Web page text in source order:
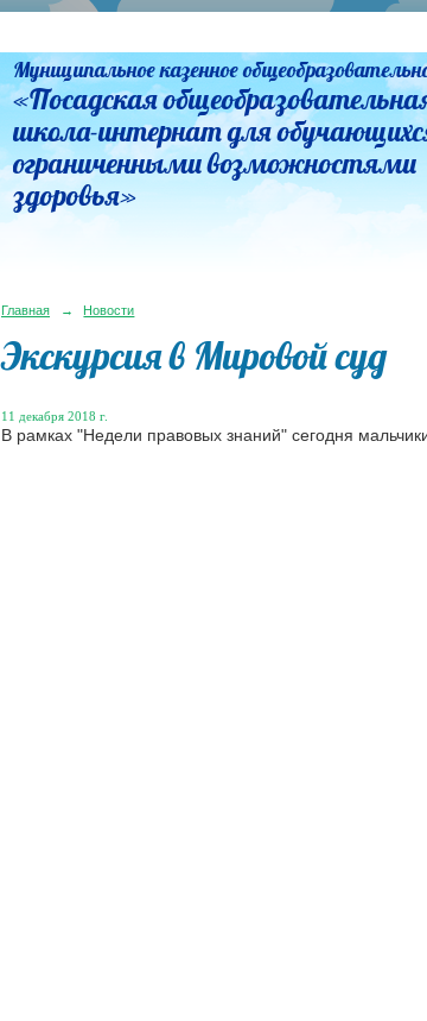
Муниципальное казенное
«Посадская
школа-интернат для
ограниченными возможностями
здоровья»
Главная → Новости
Экскурсия в Мировой суд
11 декабря 2018 г.
В рамках "Недели правовых знаний" сегодня